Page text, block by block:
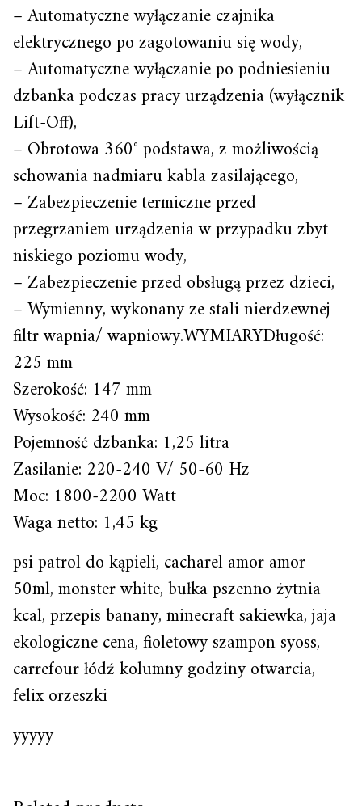
– Automatyczne wyłączanie czajnika
elektrycznego po zagotowaniu się wody,
– Automatyczne wyłączanie po podniesieniu
dzbanka podczas pracy urządzenia (wyłącznik
Lift-Off),
– Obrotowa 360° podstawa, z możliwością
schowania nadmiaru kabla zasilającego,
– Zabezpieczenie termiczne przed
przegrzaniem urządzenia w przypadku zbyt
niskiego poziomu wody,
– Zabezpieczenie przed obsługą przez dzieci,
– Wymienny, wykonany ze stali nierdzewnej
filtr wapnia/ wapniowy.WYMIARYDługość:
225 mm
Szerokość: 147 mm
Wysokość: 240 mm
Pojemność dzbanka: 1,25 litra
Zasilanie: 220-240 V/ 50-60 Hz
Moc: 1800-2200 Watt
Waga netto: 1,45 kg
psi patrol do kąpieli, cacharel amor amor
50ml, monster white, bułka pszenno żytnia
kcal, przepis banany, minecraft sakiewka, jaja
ekologiczne cena, fioletowy szampon syoss,
carrefour łódź kolumny godziny otwarcia,
felix orzeszki
yyyyy